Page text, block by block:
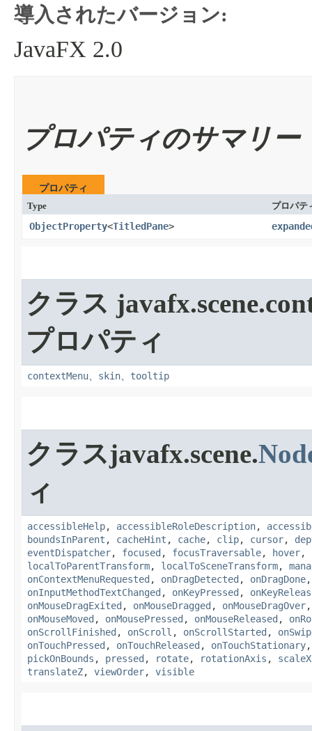
導入されたバージョン:
JavaFX 2.0
プロパティのサマリー
プロパティ
Type
プロパテ
ObjectProperty<TitledPane>
クラス
プロパティ
contextMenu skin tooltip
クラスjavafx.scene.
ィ
accessibleHelp, accessibleRoleDescription,
boundsInParent , cacheHint , cache, clip, cursor,
eventDispatcher, focused , focusTraversable, hover,
localToParentTransform, localToSceneTransform,
onContextMenuRequested , onDragDetected , onDragDone
onInputMethodTextChanged , onKeyPressed ,
onMouseDragExited , onMouseDragged , onMouseDragOver
onMouseMoved , onMousePressed , onMouseReleased ,
onScrollFinished , onScroll , onScrollStarted ,
onTouchPressed , onTouchReleased , onTouchStationary
pickOnBounds , pressed , rotate, rotationAxis , scaleX
translateZ, viewOrder, visible